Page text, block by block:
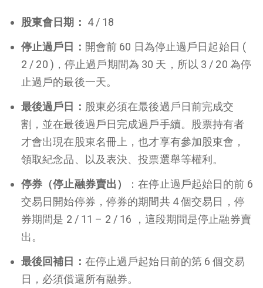
股東會日期： 4 / 18
停止過戶日： 開會前 60 日為停止過戶日起始日 (
2 / 20 )，停止過戶期間為 30 天，所以 3 / 20 為停
止過戶的最後一天。
最後過戶日： 股東必須在最後過戶日前完成交
割，並在最後過戶日完成過戶手續。股票持有者
才會出現在股東名冊上，也才享有參加股東會，
領取紀念品、以及表決、投票選舉等權利。
停券（停止融券賣出）
：在停止過戶起始日的前 6
交易日開始停券，停券的期間共 4 個交易日，停
券期間是 2 / 11 – 2 / 16 ，這段期間是停止融券賣
出。
最後回補日： 在停止過戶起始日前的第 6 個交易
日，必須償還所有融券。